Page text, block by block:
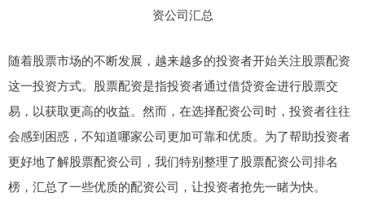
随着股票市场的不断发展，越来越多的投资者开始关注股票配资
这一投资方式。股票配资是指投资者通过借贷资金进行股票交
易，以获取更高的收益。然而，在选择配资公司时，投资者往往
会感到困惑，不知道哪家公司更加可靠和优质。为了帮助投资者
更好地了解股票配资公司，我们特别整理了股票配资公司排名
榜，汇总了一些优质的配资公司，让投资者抢先一睹为快。